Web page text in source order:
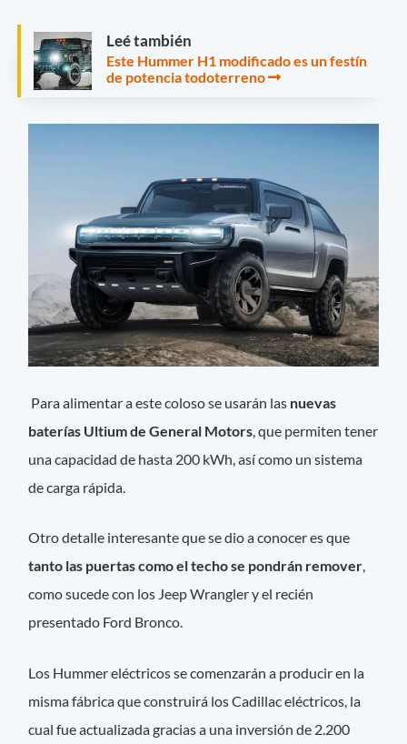
Leé también
Este Hummer H1 modificado es un festín
de potencia todoterreno
Para alimentar a este coloso se usarán las nuevas
baterías Ultium de General Motors, que permiten tener
una capacidad de hasta 200 kWh, así como un sistema
de carga rápida.
Otro detalle interesante que se dio a conocer es que
tanto las puertas como el techo se pondrán remover,
como sucede con los Jeep Wrangler y el recién
presentado Ford Bronco.
Los Hummer eléctricos se comenzarán a producir en la
misma fábrica que construirá los Cadillac eléctricos, la
cual fue actualizada gracias a una inversión de 2.200